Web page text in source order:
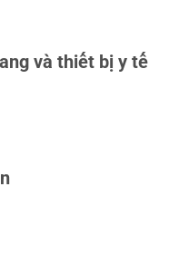
và thiết bị y tế